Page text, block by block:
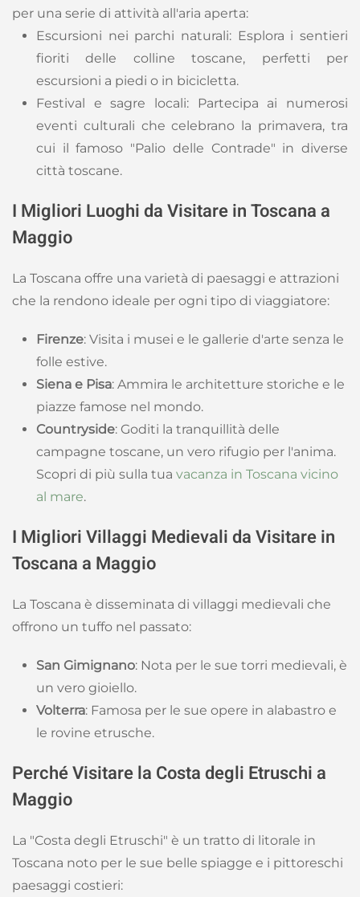
per una serie di attività all'aria aperta:
Escursioni nei parchi naturali: Esplora i sentieri
fioriti delle colline toscane, perfetti per
escursioni a piedi o in bicicletta.
Festival e sagre locali: Partecipa ai numerosi
eventi culturali che celebrano la primavera, tra
cui il famoso "Palio delle Contrade" in diverse
città toscane.
I Migliori Luoghi da Visitare in Toscana a
Maggio
La Toscana offre una varietà di paesaggi e attrazioni
che la rendono ideale per ogni tipo di viaggiatore:
Firenze: Visita i musei e le gallerie d'arte senza le
folle estive.
Siena e Pisa: Ammira le architetture storiche e le
piazze famose nel mondo.
Countryside: Goditi la tranquillità delle
campagne toscane, un vero rifugio per l'anima.
Scopri di più sulla tua vacanza in Toscana vicino
al mare.
I Migliori Villaggi Medievali da Visitare in
Toscana a Maggio
La Toscana è disseminata di villaggi medievali che
offrono un tuffo nel passato:
San Gimignano: Nota per le sue torri medievali, è
un vero gioiello.
Volterra: Famosa per le sue opere in alabastro e
le rovine etrusche.
Perché Visitare la Costa degli Etruschi a
Maggio
La "Costa degli Etruschi" è un tratto di litorale in
Toscana noto per le sue belle spiagge e i pittoreschi
paesaggi costieri: